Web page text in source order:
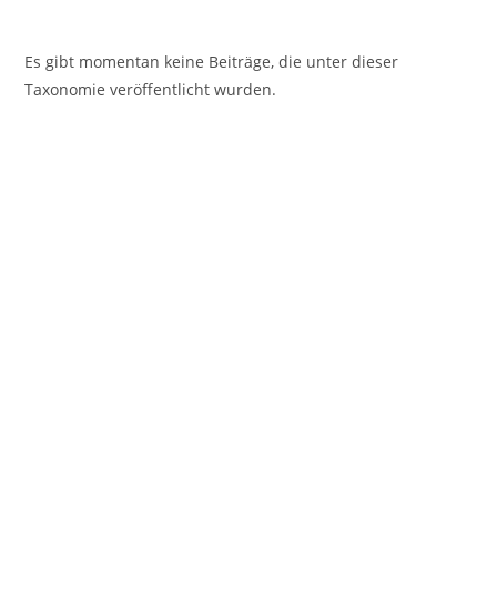
Es gibt momentan keine Beiträge, die unter dieser
Taxonomie veröffentlicht wurden.